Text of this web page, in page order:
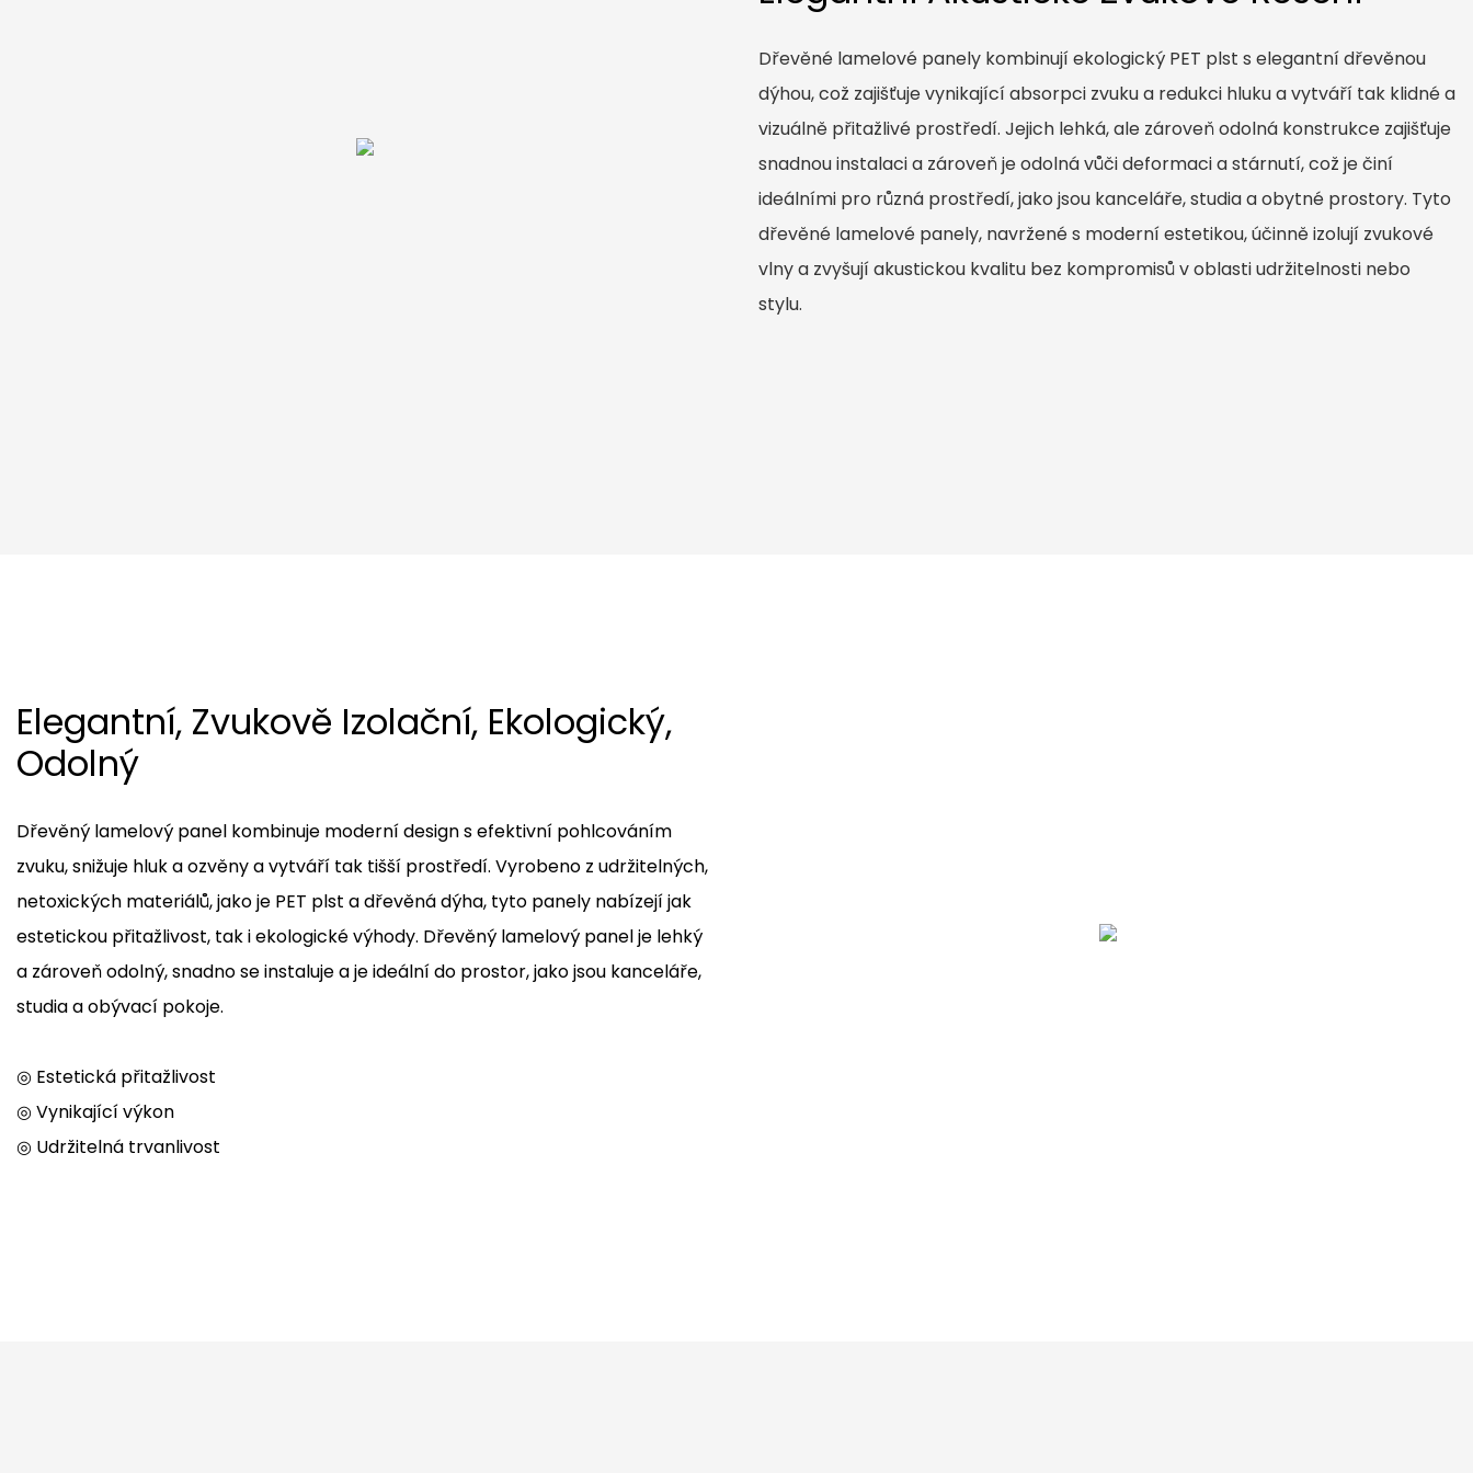
Dřevěné lamelové panely kombinují ekologický PET plst s elegantní dřevěnou
dýhou, což zajišťuje vynikající absorpci zvuku a redukci hluku a vytváří tak klidné a
vizuálně přitažlivé prostředí. Jejich lehká, ale zároveň odolná konstrukce zajišťuje
snadnou instalaci a zároveň je odolná vůči deformaci a stárnutí, což je činí
ideálními pro různá prostředí, jako jsou kanceláře, studia a obytné prostory. Tyto
dřevěné lamelové panely, navržené s moderní estetikou, účinně izolují zvukové
vlny a zvyšují akustickou kvalitu bez kompromisů v oblasti udržitelnosti nebo
stylu.
Elegantní, Zvukově Izolační, Ekologický,
Odolný
Dřevěný lamelový panel kombinuje moderní design s efektivní pohlcováním
zvuku, snižuje hluk a ozvěny a vytváří tak tišší prostředí. Vyrobeno z udržitelných,
netoxických materiálů, jako je PET plst a dřevěná dýha, tyto panely nabízejí jak
estetickou přitažlivost, tak i ekologické výhody. Dřevěný lamelový panel je lehký
a zároveň odolný, snadno se instaluje a je ideální do prostor, jako jsou kanceláře,
studia a obývací pokoje.
◎ Estetická přitažlivost
◎ Vynikající výkon
◎ Udržitelná trvanlivost